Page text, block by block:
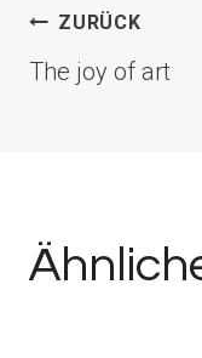
ZURÜCK
The joy of art